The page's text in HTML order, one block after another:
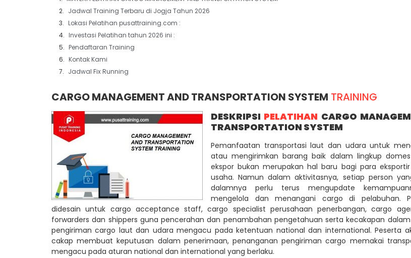
Jadwal Training Terbaru di Jogja Tahun 2026
Lokasi Pelatihan pusattraining.com :
Investasi Pelatihan tahun 2026 ini :
Pendaftaran Training
Kontak Kami
Jadwal Fix Running
CARGO MANAGEMENTAND TRANSPORTATION SYSTEM TRAINING
DESKRIPSI PELATIHAN CARGO
TRANSPORTATION SYSTEM
Pemanfaatan transportasi laut dan udara untuk
atau mengirimkan barang baik dalam lingkup
ekspor bukan merupakan hal baru bagi para
usaha. Namun dalam aktivitasnya, setiap person
dalamnya perlu terus mengupdate
mengelola dan menangani cargo di pelabuhan.
didesain untuk cargo acceptance staff, cargo specialist perusahaan penerbangan, cargo
forwarders dan shippers guna pencerahan dan penambahan pengetahuan serta kecakapan
pengiriman cargo laut dan udara mengacu pada ketentuan national dan international. Peserta
cakap membuat keputusan dalam penerimaan, penanganan pengiriman cargo memakai
mengacu pada aturan national dan international yang berlaku.